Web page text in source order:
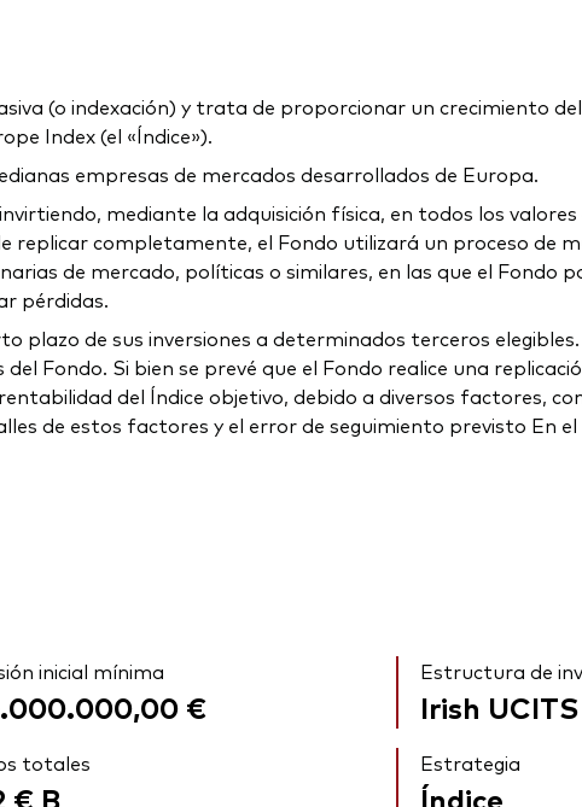
(o indexación) y trata de proporcionar un crecimiento
Index (el «Índice»).
empresas de mercados desarrollados de Europa.
mediante la adquisición física, en todos los
replicar completamente, el Fondo utilizará un proceso de
de mercado, políticas o similares, en las que el Fondo
pérdidas.
de sus inversiones a determinados terceros
Fondo. Si bien se prevé que el Fondo realice una
del Índice objetivo, debido a diversos factores,
de estos factores y el error de seguimiento previsto En
inicial mínima
€
Estructura de
Irish UCITS
totales
€ B
Estrategia
Índice